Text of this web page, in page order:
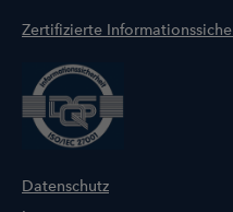
Zertifizierte
Datenschutz